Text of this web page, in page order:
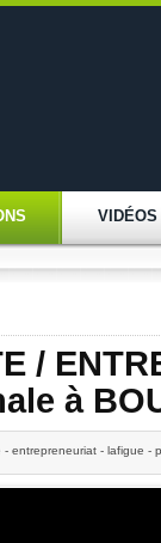
VIDÉOS
/
à
- entrepreneuriat - lafigue -